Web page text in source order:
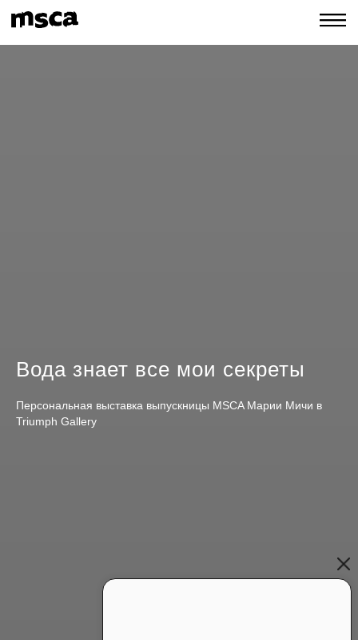
Вода знает все мои секреты
Персональная выставка выпускницы MSCA Марии Мичи в
Triumph Gallery